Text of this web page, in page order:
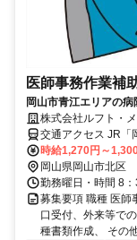
医師事務作業補
岡山市青江エリアの
株式会社ルフト・
交通アクセス JR「
時給1,270円～
岡山県岡山市北区
勤務曜日・時間 8
募集要項 職種 医師
口受付、外来等で
種書類作成、 その